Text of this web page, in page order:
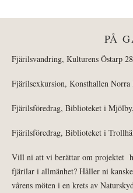
PÅ
Fjärilsvandring, Kulturens Östarp
Fjärilsexkursion, Konsthallen
Fjärilsföredrag, Biblioteket i
Fjärilsföredrag, Biblioteket i
Vill ni att vi berättar om projektet
fjärilar i allmänhet? Håller ni
vårens möten i en krets av